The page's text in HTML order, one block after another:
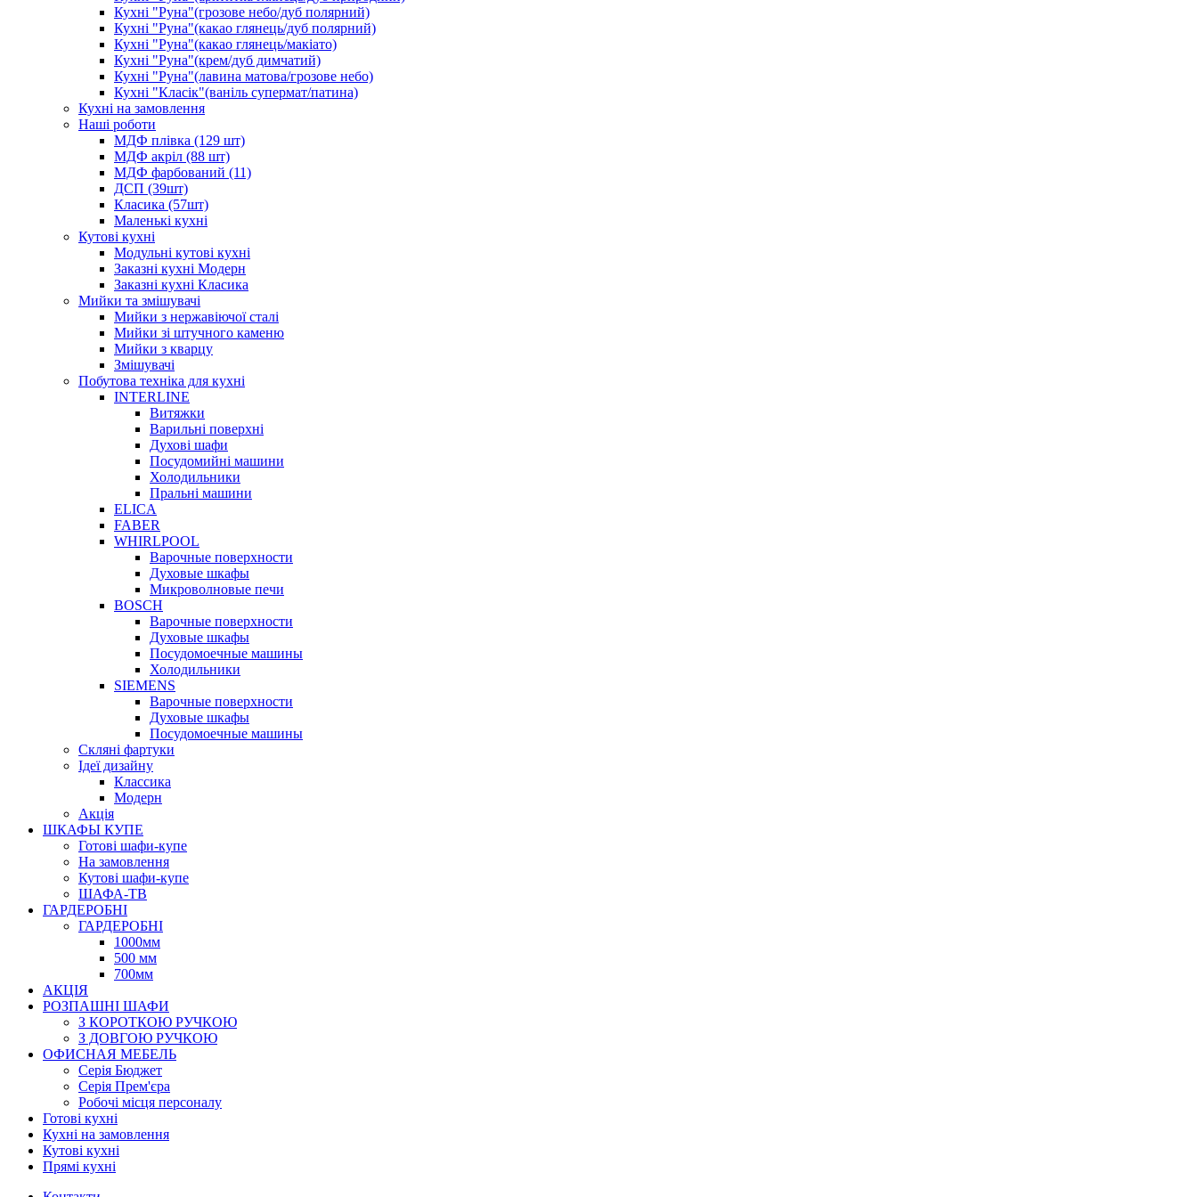
Кухні "Руна"(грозове небо/дуб полярний)
Кухні "Руна"(какао глянець/дуб полярний)
Кухні "Руна"(какао глянець/макіато)
Кухні "Руна"(крем/дуб димчатий)
Кухні "Руна"(лавина матова/грозове небо)
Кухні "Класік"(ваніль супермат/патина)
Кухні на замовлення
Наші роботи
МДФ плівка (129 шт)
МДФ акріл (88 шт)
МДФ фарбований (11)
ДСП (39шт)
Класика (57шт)
Маленькі кухні
Кутові кухні
Модульні кутові кухні
Заказні кухні Модерн
Заказні кухні Класика
Мийки та змішувачі
Мийки з нержавіючої сталі
Мийки зі штучного каменю
Мийки з кварцу
Змішувачі
Побутова техніка для кухні
INTERLINE
Витяжки
Варильні поверхні
Духові шафи
Посудомийні машини
Холодильники
Пральні машини
ELICA
FABER
WHIRLPOOL
Варочные поверхности
Духовые шкафы
Микроволновые печи
BOSCH
Варочные поверхности
Духовые шкафы
Посудомоечные машины
Холодильники
SIEMENS
Варочные поверхности
Духовые шкафы
Посудомоечные машины
Скляні фартуки
Ідеї дизайну
Класcика
Модерн
Акція
ШКАФЫ КУПЕ
Готові шафи-купе
На замовлення
Кутові шафи-купе
ШАФА-ТВ
ГАРДЕРОБНІ
ГАРДЕРОБНІ
1000мм
500 мм
700мм
АКЦІЯ
РОЗПАШНІ ШАФИ
З КОРОТКОЮ РУЧКОЮ
З ДОВГОЮ РУЧКОЮ
ОФИСНАЯ МЕБЕЛЬ
Серія Бюджет
Серія Прем'єра
Робочі місця персоналу
Готові кухні
Кухні на замовлення
Кутові кухні
Прямі кухні